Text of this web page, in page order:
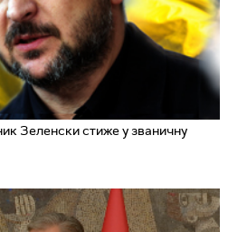
Зеленски стиже у званичну